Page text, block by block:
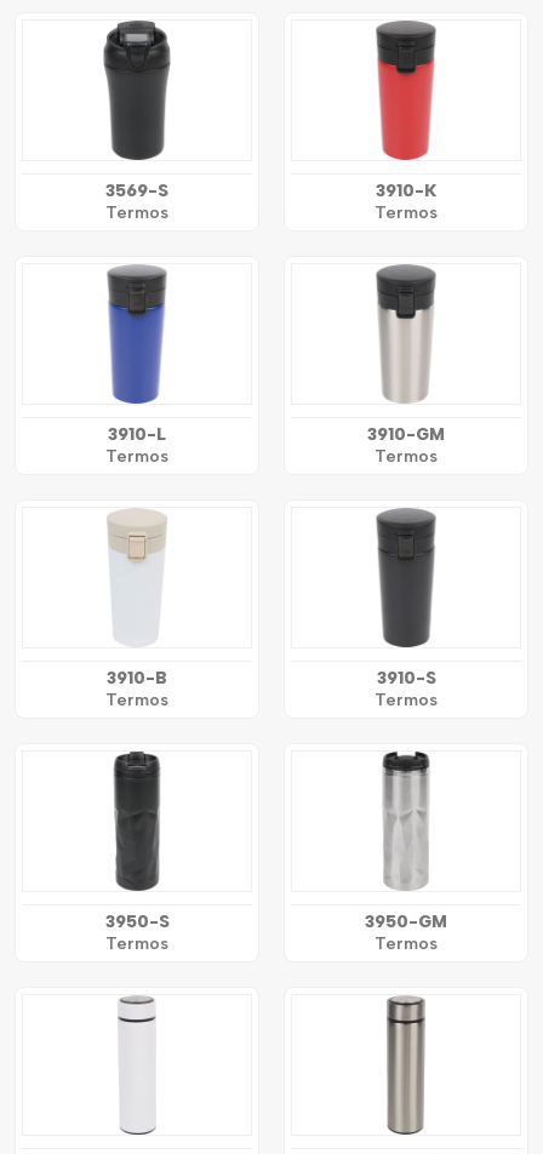
3569-S
Termos
3910-K
Termos
3910-L
Termos
3910-GM
Termos
3910-B
Termos
3910-S
Termos
3950-S
Termos
3950-GM
Termos